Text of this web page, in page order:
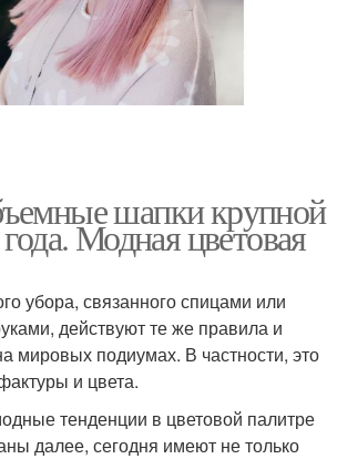
шапки крупной
Модная цветовая
убора, связанного спицами или
действуют те же правила и
мировых подиумах. В частности, это
и цвета.
тенденции в цветовой палитре
далее, сегодня имеют не только